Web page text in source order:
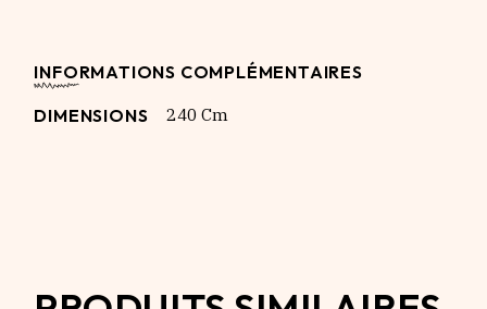
INFORMATIONS COMPLÉMENTAIRES
DIMENSIONS
240 Cm